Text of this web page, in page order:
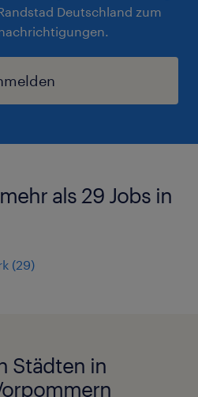
Deutschland zum
als 29 Jobs in
(29)
Städten in